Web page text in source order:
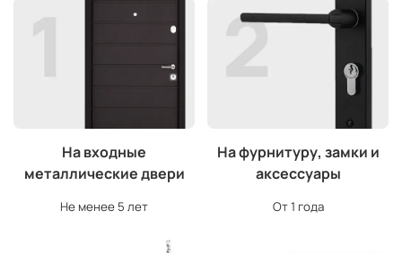
На входные
металлические двери
Не менее 5 лет
На фурнитуру, замки и
аксессуары
От 1 года